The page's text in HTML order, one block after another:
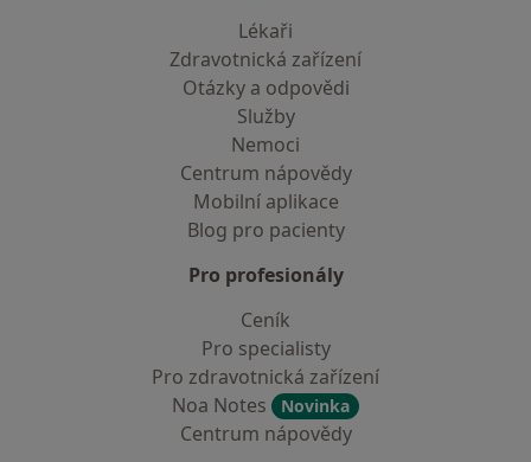
Lékaři
Zdravotnická zařízení
Otázky a odpovědi
Služby
Nemoci
Centrum nápovědy
Mobilní aplikace
Blog pro pacienty
Pro profesionály
Ceník
Pro specialisty
Pro zdravotnická zařízení
Noa Notes
Novinka
Centrum nápovědy